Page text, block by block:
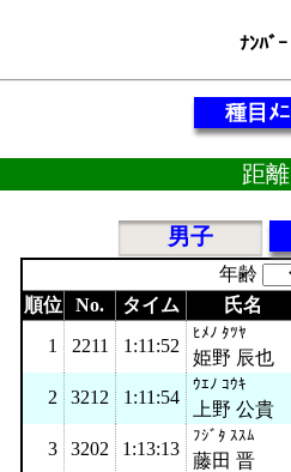
ﾅﾝﾊﾞｰ
種目ﾒ
距
男子
年齢
順位
No. タイム
氏名
1
2211 1:11:52
ﾋﾒﾉ ﾀﾂﾔ
姫野 辰也
2
3212 1:11:54
ｳｴﾉ ｺｳｷ
上野 公貴
3
3202 1:13:13
ﾌｼﾞﾀ ｽｽﾑ
藤田 晋